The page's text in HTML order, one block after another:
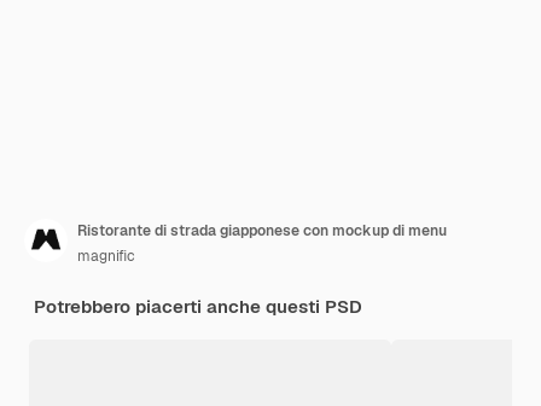
Ristorante di strada giapponese con mockup di menu
magnific
Potrebbero piacerti anche questi PSD